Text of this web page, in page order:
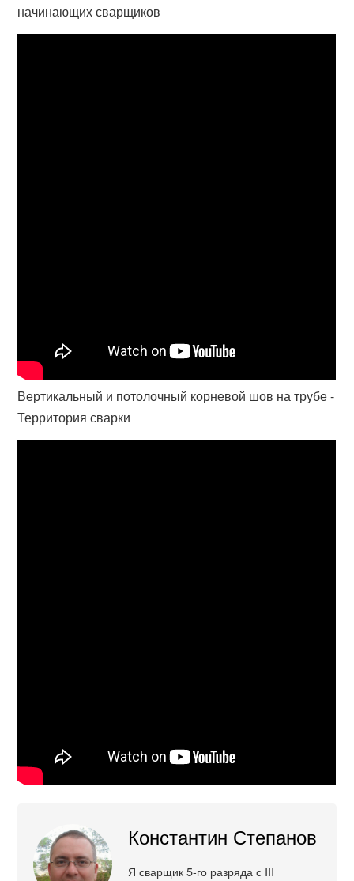
начинающих сварщиков
Вертикальный и потолочный корневой шов на трубе -
Территория сварки
Константин Степанов
Я сварщик 5-го разряда с III